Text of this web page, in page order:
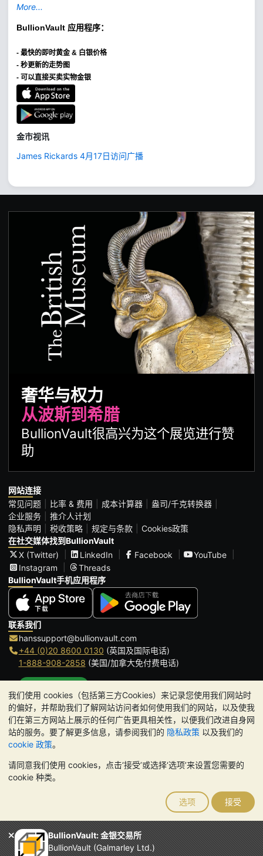
我们使用 cookies（包括第三方Cookies）来记录您使用我们网站时
的偏好，并帮助我们了解网站访问者如何使用我们的网站，以及使我
们在第三方网站上展示的任何广告更具相关性，以便我们改进自身网
站的服务。要了解更多信息，请参阅我们的 隐私政策 以及我们的
cookie 政策。
请同意我们使用 cookies，点击‘接受’或选择‘选项’来设置您需要的
cookie 种类。
选项 接受
BullionVault: 金银交易所
BullionVault (Galmarley Ltd.)
More...
BullionVault 应用程序：
- 最快的即时黄金 & 白银价格
- 秒更新的走势图
- 可以直接买卖实物金银
金市视讯
James Rickards 4月17日访问广播
奢华与权力
从波斯到希腊
BullionVault很高兴为这个展览进行赞
助
网站连接
常见问题
比率 & 费用 成本计算器
盎司/千克转换器
企业服务
推介人计划
隐私声明
税收策略 规定与条款
Cookies政策
在社交媒体找到BullionVault
X (Twitter)
LinkedIn Facebook
YouTube
Instagram
Threads
BullionVault手机应用程序
联系我们
hanssupport@bullionvault.com
+44 (0)20 8600 0130 (英国及国际电话)
1-888-908-2858 (美国/加拿大免付费电话)
办公时间:
9am to 8:30pm (英国时间), 周一至周五
Galmarley Ltd T/A BullionVault
3 Shortlands (7th Floor)
London
W6 8DA
贵金属的价值可能下跌也可能上涨。历史趋势不能保证未来
的价格走势。BullionVault 网站及其任何通讯中的任何内容均不构成
投资建议。您应该考虑寻求专业建议，以确定投资并持有金条是否适
合您。
Galmarley Ltd，以 BullionVault 名义开展业务，在英格兰和威尔士